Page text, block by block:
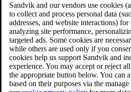
Sandvik and our vendors use cookies
to collect and process personal data
addresses, and website interactions)
analyzing site performance,
targeted ads. Some cookies are
while others are used only if you
cookies help us support Sandvik and
experience. You may accept or reject
the appropriate button below. You can
based on their purposes via the